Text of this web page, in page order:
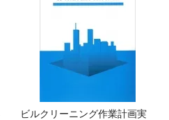
ビルクリーニング作業計画実